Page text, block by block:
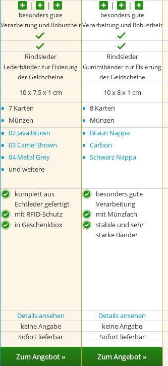
besonders gute
Verarbeitung und Robustheit
besonders gute
Verarbeitung und Robustheit
Rindsleder
Lederbänder zur Fixierung
der Geldscheine
Rindsleder
Gummibänder zur Fixierung
der Geldscheine
10 x 7,5 x 1 cm 10 x 8 x 1 cm
• 7 Karten
• Münzen
• 8 Karten
• Münzen
• 02 Java Brown
• 03 Camel Brown
• 04 Metal Grey
• und weitere
• Braun Nappa
• Carbon
• Schwarz Nappa
komplett aus
Echtleder gefertigt
mit RFID-Schutz
in Geschenkbox
besonders gute
Verarbeitung
mit Münzfach
stabile und sehr
starke Bänder
Details ansehen Details ansehen
keine Angabe keine Angabe
Sofort lieferbar Sofort lieferbar
Zum Angebot » Zum Angebot »